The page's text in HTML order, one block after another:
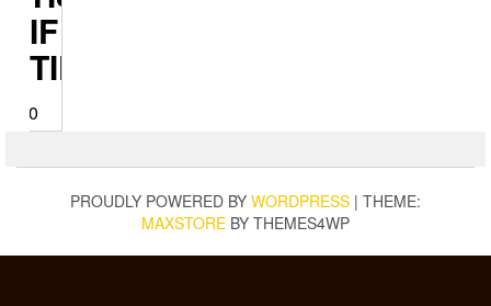
PROUDLY POWERED BY WORDPRESS | THEME:
MAXSTORE BY THEMES4WP